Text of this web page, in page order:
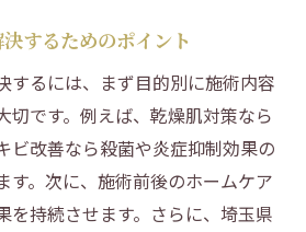
するためのポイント
するには、まず目的別に施術内容
切です。例えば、乾燥肌対策なら
ビ改善なら殺菌や炎症抑制効果の
す。次に、施術前後のホームケア
を持続させます。さらに、埼玉県